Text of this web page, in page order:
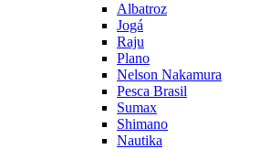
Albatroz
Jogá
Raju
Plano
Nelson Nakamura
Pesca Brasil
Sumax
Shimano
Nautika